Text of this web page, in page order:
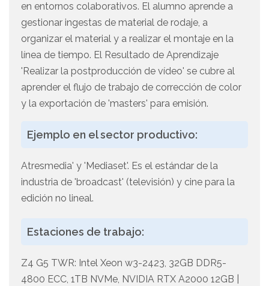
en entornos colaborativos. El alumno aprende a
gestionar ingestas de material de rodaje, a
organizar el material y a realizar el montaje en la
línea de tiempo. El Resultado de Aprendizaje
'Realizar la postproducción de vídeo' se cubre al
aprender el flujo de trabajo de corrección de color
y la exportación de 'masters' para emisión.
Ejemplo en el sector productivo:
Atresmedia' y 'Mediaset'. Es el estándar de la
industria de 'broadcast' (televisión) y cine para la
edición no lineal.
Estaciones de trabajo:
Z4 G5 TWR: Intel Xeon w3-2423, 32GB DDR5-
4800 ECC, 1TB NVMe, NVIDIA RTX A2000 12GB |